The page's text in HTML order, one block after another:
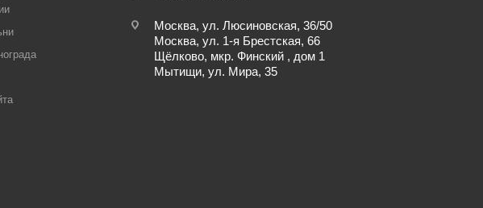
Москва, ул. Люсиновская, 36/50
Москва, ул. 1-я Брестская, 66
Щёлково, мкр. Финский , дом 1
Мытищи, ул. Мира, 35